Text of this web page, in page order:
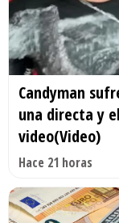
Candyman
una directa y
video(Video)
Hace 21 horas